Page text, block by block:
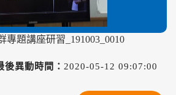
專題講座研習_191003_0010
後異動時間： 2020-05-12 09:07:00